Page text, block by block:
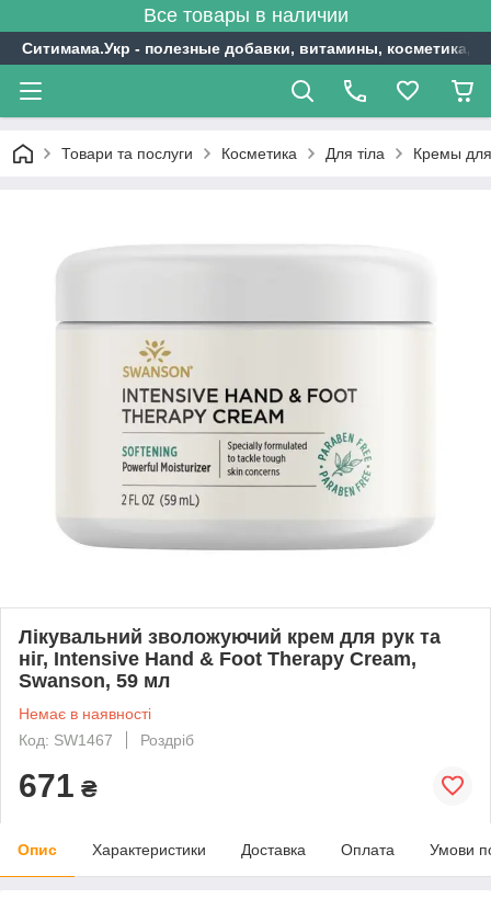
Все товары в наличии
Ситимама.Укр - полезные добавки, витамины, косметика,
Товари та послуги Косметика Для тіла Кремы
Лікувальний зволожуючий крем для рук та
ніг, Intensive Hand & Foot Therapy Cream,
Swanson, 59 мл
Немає в наявності
Код: SW1467
Роздріб
671 ₴
Опис Характеристики Доставка Оплата Умови